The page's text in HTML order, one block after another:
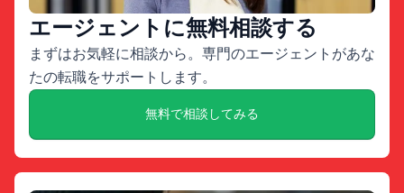
エージェントに無料相談する
まずはお気軽に相談から。専門のエージェントがあな
たの転職をサポートします。
無料で相談してみる